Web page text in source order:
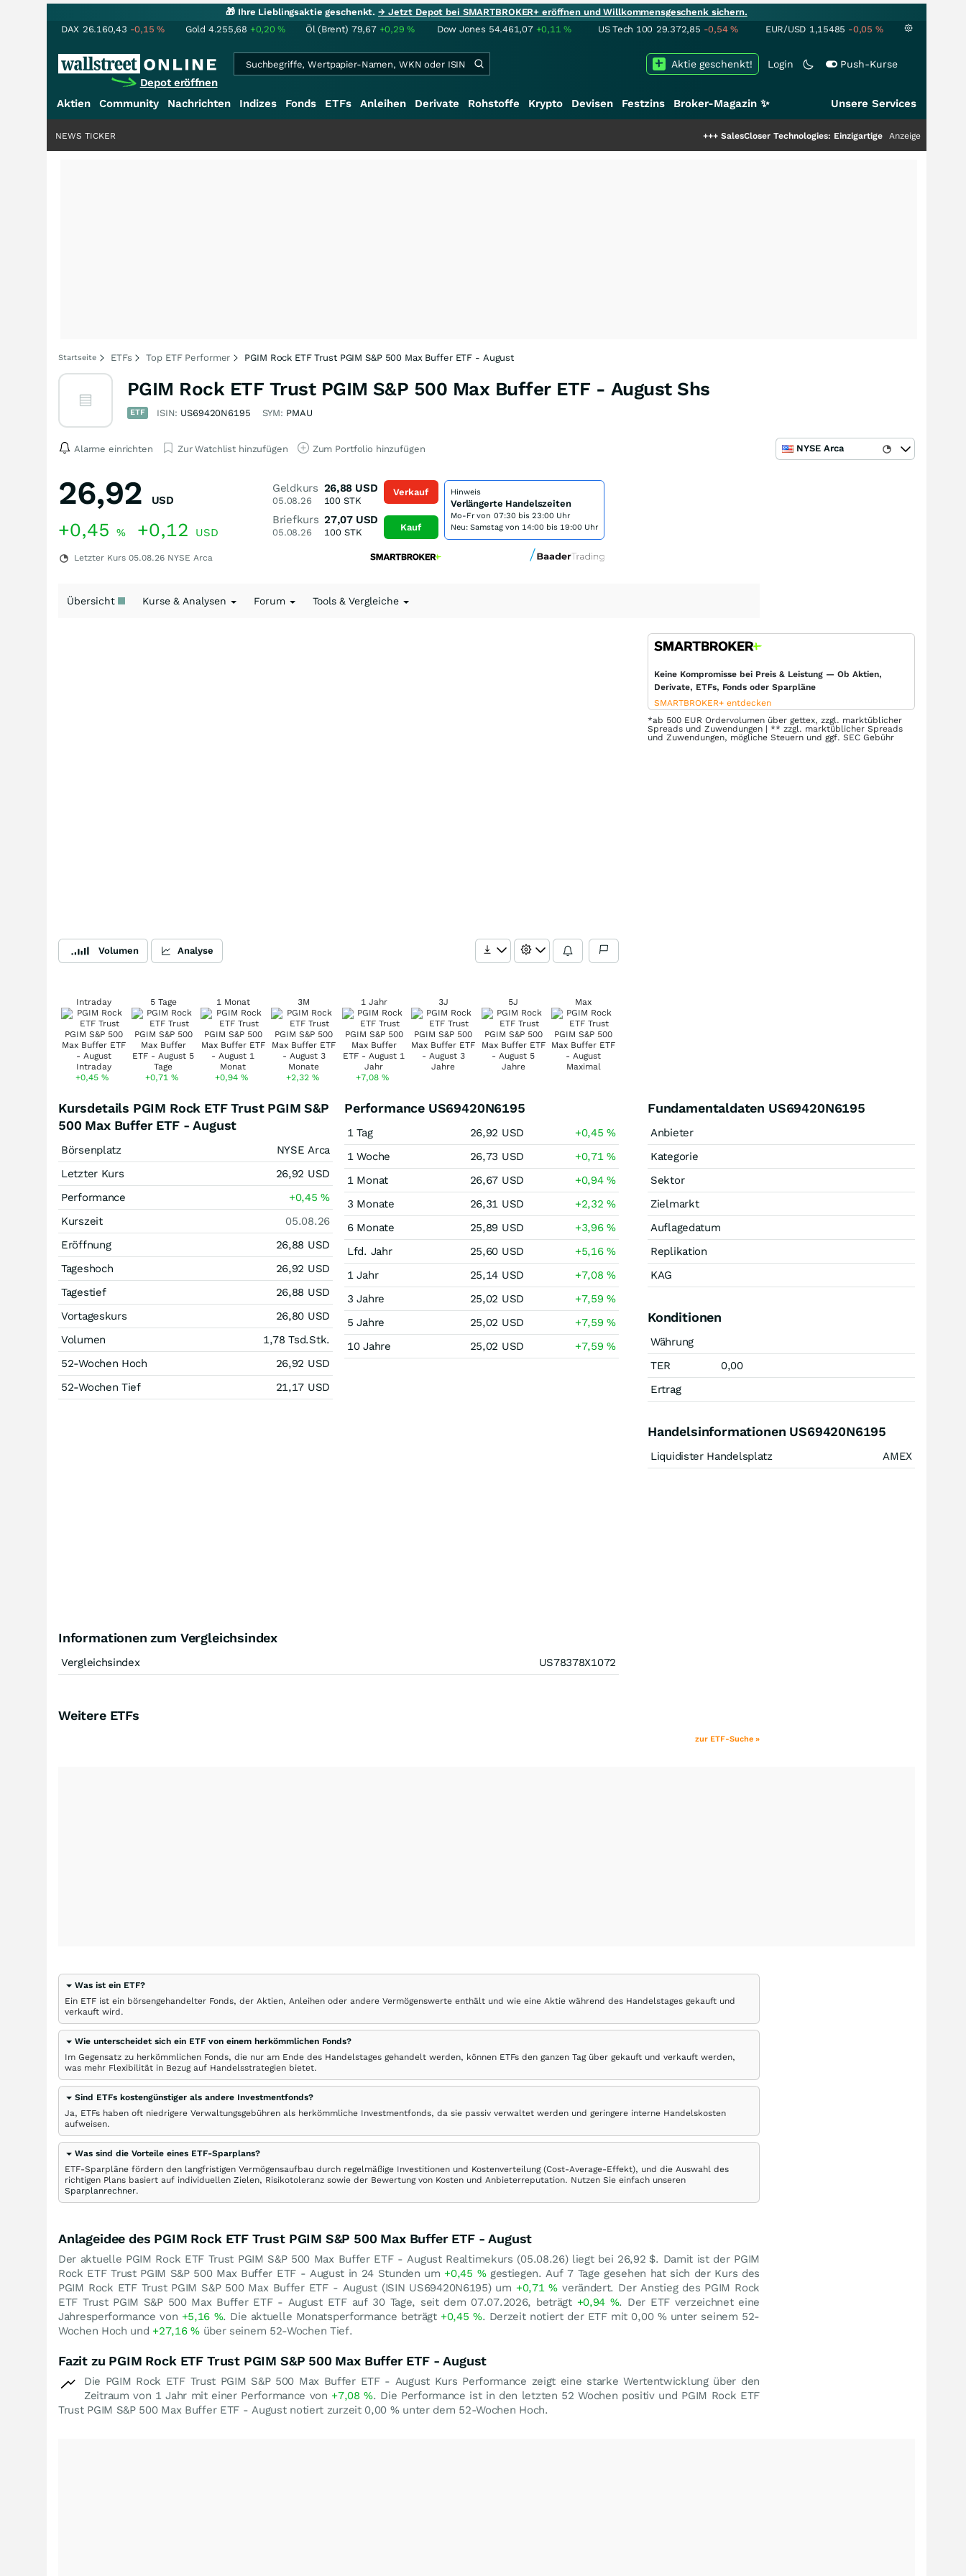
🎁 Ihre Lieblingsaktie geschenkt.→ Jetzt Depot bei SMARTBROKER+ eröffnen und Willkommensgeschenk sichern.
DAX 26.160,43 -0,15% Gold 4.255,68 +0,20% Öl (Brent) 79,67 +0,29% Dow Jones 54.461,07 +0,11% US Tech 100 29.372,85 -0,54% EUR/USD 1,15485 -0,05 %
Depot eröffnen
Login Push-Kurse
Aktie geschenkt!
Aktien Community Nachrichten Indizes Fonds ETFs Anleihen Derivate Rohstoffe Krypto Devisen Festzins Broker-Magazin ✨ Unsere Services
SalesCloser Technologies: Einzigartige Leistung zieht die Top-Dogs an!
Anzeige
NEWS TICKER
Startseite ETFs Top ETF Performer PGIM Rock ETF Trust PGIM S&P 500 Max Buffer ETF - August
PGIM Rock ETF Trust PGIM S&P 500 Max Buffer ETF - August Shs
ETF ISIN: US69420N6195 SYM: PMAU
Alarme einrichten Zur Watchlist hinzufügen Zum Portfolio hinzufügen NYSE Arca
26,92 USD
+0,45 % +0,12 USD
Letzter Kurs 05.08.26 NYSE Arca
Geldkurs
05.08.26
26,88 USD
100 STK
Briefkurs
05.08.26
27,07 USD
100STK
Verkauf
Kauf
Hinweis
Verlängerte Handelszeiten
Mo-Fr von 07:30 bis 23:00 Uhr
Neu: Samstag von 14:00 bis 19:00 Uhr
Übersicht Kurse & Analysen Forum Tools & Vergleiche
Volumen Analyse
Intraday
+0,45%
5 Tage
+0,71%
1 Monat
+0,94%
3M
+2,32 %
1 Jahr
+7,08%
3J 5J Max
Keine Kompromisse bei Preis & Leistung — Ob Aktien,
Derivate, ETFs, Fonds oder Sparpläne
SMARTBROKER+ entdecken
*ab 500 EUR Ordervolumen über gettex, zzgl. marktüblicher
Spreads und Zuwendungen | ** zzgl. marktüblicher Spreads
und Zuwendungen, mögliche Steuern und ggf. SEC Gebühr
Kursdetails PGIM Rock ETF Trust PGIM S&P
500 Max Buffer ETF - August
Börsenplatz
NYSE Arca
Letzter Kurs
26,92 USD
Performance
+0,45%
Kurszeit
05.08.26
Eröffnung
26,88 USD
Tageshoch
26,92 USD
Tagestief
26,88 USD
Vortageskurs
26,80 USD
Volumen
1,78 Tsd.Stk.
52-Wochen Hoch
26,92 USD
52-Wochen Tief
21,17 USD
Performance US69420N6195
1 Tag 26,92 USD +0,45%
1 Woche
26,73 USD +0,71%
1 Monat
26,67 USD +0,94%
3 Monate
26,31 USD +2,32%
6 Monate
25,89 USD +3,96%
Lfd. Jahr
25,60 USD +5,16%
1 Jahr
25,14 USD +7,08%
3 Jahre
25,02 USD +7,59%
5 Jahre
25,02 USD +7,59%
10 Jahre
25,02 USD +7,59%
Informationen zum Vergleichsindex
Vergleichsindex US78378X1072
Fundamentaldaten US69420N6195
Anbieter
Kategorie
Sektor
Zielmarkt
Auflagedatum
Replikation
KAG
Konditionen
Währung
TER
0,00
Ertrag
Handelsinformationen US69420N6195
Liquidister Handelsplatz AMEX
Weitere ETFs
zur ETF-Suche »
Was ist ein ETF?
Ein ETF ist ein börsengehandelter Fonds, der Aktien, Anleihen oder andere Vermögenswerte enthält und wie eine Aktie während des Handelstages gekauft und
verkauft wird.
Wie unterscheidet sich ein ETF von einem herkömmlichen Fonds?
Im Gegensatz zu herkömmlichen Fonds, die nur am Ende des Handelstages gehandelt werden, können ETFs den ganzen Tag über gekauft und verkauft werden,
was mehr Flexibilität in Bezug auf Handelsstrategien bietet.
Sind ETFs kostengünstiger als andere Investmentfonds?
Ja, ETFs haben oft niedrigere Verwaltungsgebühren als herkömmliche Investmentfonds, da sie passiv verwaltet werden und geringere interne Handelskosten
aufweisen.
Was sind die Vorteile eines ETF-Sparplans?
ETF-Sparpläne fördern den langfristigen Vermögensaufbau durch regelmäßige Investitionen und Kostenverteilung (Cost-Average-Effekt), und die Auswahl des
richtigen Plans basiert auf individuellen Zielen, Risikotoleranz sowie der Bewertung von Kosten und Anbieterreputation. Nutzen Sie einfach unseren
Sparplanrechner.
Anlageidee des PGIM Rock ETF Trust PGIM S&P 500 Max Buffer ETF - August
Der aktuelle PGIM Rock ETF Trust PGIM S&P 500 Max Buffer ETF - August Realtimekurs (05.08.26) liegt bei 26,92 $. Damit ist der PGIM
Rock ETF Trust PGIM S&P 500 Max Buffer ETF - August in 24 Stunden um +0,45 %gestiegen. Auf 7 Tage gesehen hat sich der Kurs des
PGIM Rock ETF Trust PGIM S&P 500 Max Buffer ETF - August (ISIN US69420N6195) um +0,71% verändert. Der Anstieg des PGIM Rock
ETF Trust PGIM S&P 500 Max Buffer ETF - August ETF auf 30 Tage, seit dem 07.07.2026, beträgt +0,94 %. Der ETF verzeichnet eine
Jahresperformance von +5,16 %. Die aktuelle Monatsperformance beträgt +0,45 %. Derzeit notiert der ETF mit 0,00 %unter seinem 52-
Wochen Hoch und +27,16%über seinem 52-Wochen Tief.
Fazit zu PGIM Rock ETF Trust PGIM S&P 500 Max Buffer ETF - August
Die PGIM Rock ETF Trust PGIM S&P 500 Max Buffer ETF - August Kurs Performance zeigt eine starke Wertentwicklung über den
Zeitraum von 1 Jahr mit einer Performance von +7,08%. Die Performance ist in den letzten 52 Wochen positiv und PGIM Rock ETF
Trust PGIM S&P 500 Max Buffer ETF - August notiert zurzeit 0,00 %unter dem 52-Wochen Hoch.